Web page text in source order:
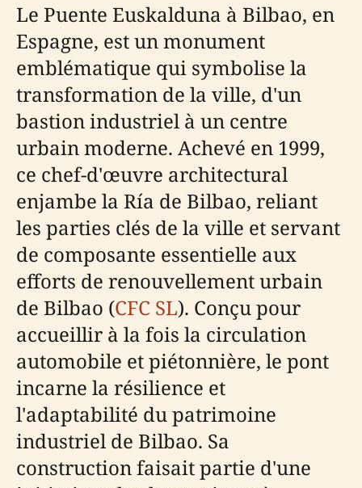
Le Puente Euskalduna à Bilbao, en
Espagne, est un monument
emblématique qui symbolise la
transformation de la ville, d'un
bastion industriel à un centre
urbain moderne. Achevé en 1999,
ce chef-d'œuvre architectural
enjambe la Ría de Bilbao, reliant
les parties clés de la ville et servant
de composante essentielle aux
efforts de renouvellement urbain
de Bilbao (CFC SL). Conçu pour
accueillir à la fois la circulation
automobile et piétonnière, le pont
incarne la résilience et
l'adaptabilité du patrimoine
industriel de Bilbao. Sa
construction faisait partie d'une